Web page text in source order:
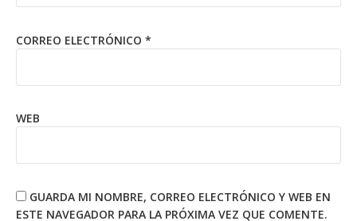
CORREO ELECTRÓNICO *
WEB
GUARDA MI NOMBRE, CORREO ELECTRÓNICO Y WEB EN
ESTE NAVEGADOR PARA LA PRÓXIMA VEZ QUE COMENTE.